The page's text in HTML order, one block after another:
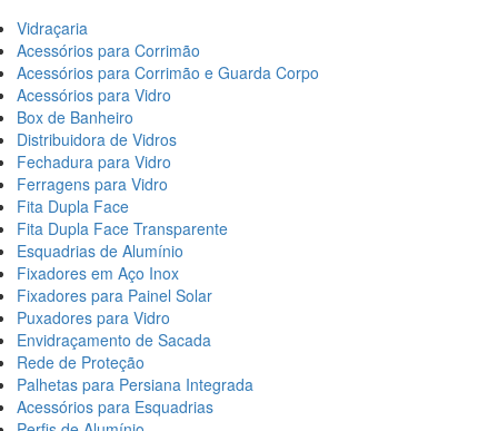
Vidraçaria
Acessórios para Corrimão
Acessórios para Corrimão e Guarda Corpo
Acessórios para Vidro
Box de Banheiro
Distribuidora de Vidros
Fechadura para Vidro
Ferragens para Vidro
Fita Dupla Face
Fita Dupla Face Transparente
Esquadrias de Alumínio
Fixadores em Aço Inox
Fixadores para Painel Solar
Puxadores para Vidro
Envidraçamento de Sacada
Rede de Proteção
Palhetas para Persiana Integrada
Acessórios para Esquadrias